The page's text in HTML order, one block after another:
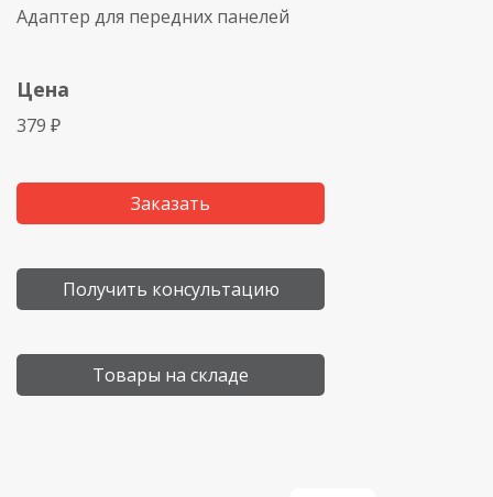
Адаптер для передних панелей
Цена
379 ₽
Заказать
Получить консультацию
Товары на складе